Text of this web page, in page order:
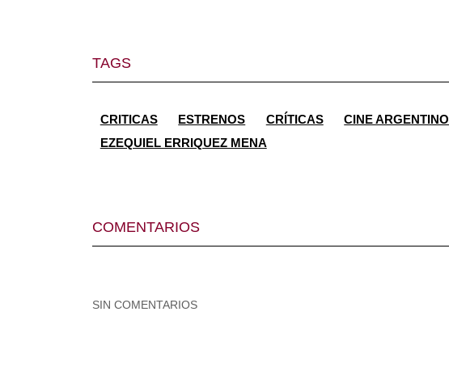
TAGS
CRITICAS ESTRENOS CRÍTICAS CINE ARGENTINO
EZEQUIEL ERRIQUEZ MENA
COMENTARIOS
SIN COMENTARIOS